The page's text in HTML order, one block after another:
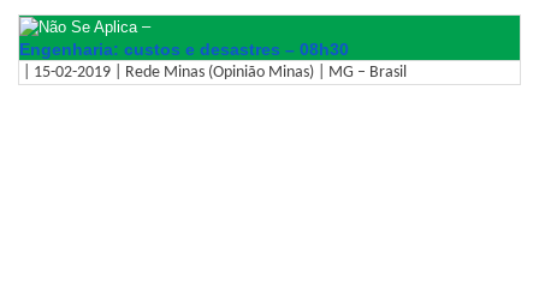
–
Engenharia: custos e desastres – 08h30
| 15-02-2019 | Rede Minas (Opinião Minas) | MG – Brasil